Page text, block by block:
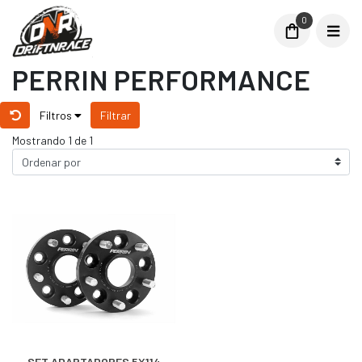
0
PERRIN PERFORMANCE
Filtros
Filtrar
Mostrando 1 de 1